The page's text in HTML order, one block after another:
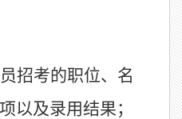
招考的职位、名
以及录用结果；